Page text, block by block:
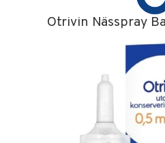
Leksaker, Barn & Baby
Otrivin Nässpray